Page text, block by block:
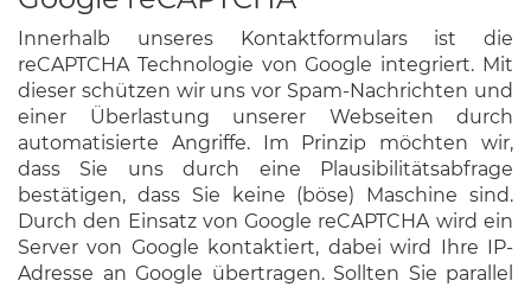
Innerhalb unseres Kontaktformulars ist die
reCAPTCHA Technologie von Google integriert. Mit
dieser schützen wir uns vor Spam-Nachrichten und
einer Überlastung unserer Webseiten durch
automatisierte Angriffe. Im Prinzip möchten wir,
dass Sie uns durch eine Plausibilitätsabfrage
bestätigen, dass Sie keine (böse) Maschine sind.
Durch den Einsatz von Google reCAPTCHA wird ein
Server von Google kontaktiert, dabei wird Ihre IP-
Adresse an Google übertragen. Sollten Sie parallel